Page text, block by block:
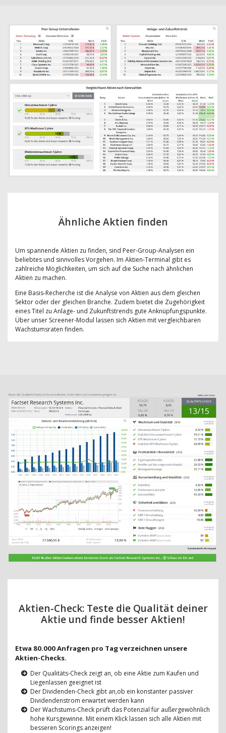
Ähnliche Aktien finden
Um spannende Aktien zu finden, sind Peer-Group-Analysen ein
beliebtes und sinnvolles Vorgehen. Im Aktien-Terminal gibt es
zahlreiche Möglichkeiten, um sich auf die Suche nach ähnlichen
Aktien zu machen.
Eine Basis-Recherche ist die Analyse von Aktien aus dem gleichen
Sektor oder der gleichen Branche. Zudem bietet die Zugehörigkeit
eines Titel zu Anlage- und Zukunftstrends gute Anknüpfungspunkte.
Über unser Screener-Modul lassen sich Aktien mit vergleichbaren
Wachstumsraten finden.
Aktien-Check: Teste die Qualität deiner
Aktie und finde besser Aktien!
Etwa 80.000 Anfragen pro Tag verzeichnen unsere
Aktien-Checks.
Der Qualitäts-Check zeigt an, ob eine Aktie zum Kaufen und
Liegenlassen geeignet ist
Der Dividenden-Check gibt an,ob ein konstanter passiver
Dividendenstrom erwartet werden kann
Der Wachstums-Check prüft das Potenzial für außergewöhnlich
hohe Kursgewinne. Mit einem Klick lassen sich alle Aktien mit
besseren Scorings anzeigen!